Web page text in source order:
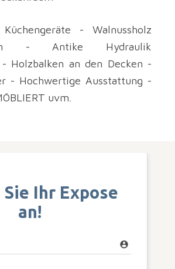
- Walnussholz
- Antike Hydraulik
- Holzbalken an den Decken -
- Hochwertige Ausstattung -
uvm.
Ihr Expose
an!
account_circle